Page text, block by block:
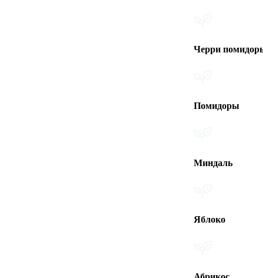
Черри помидоры
Помидоры